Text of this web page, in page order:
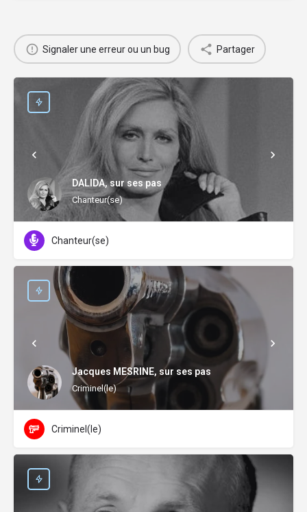
Signaler une erreur ou un bug Partager
DALIDA, sur ses pas
Chanteur(se)
Chanteur(se)
Jacques MESRINE, sur ses pas
Criminel(le)
Criminel(le)